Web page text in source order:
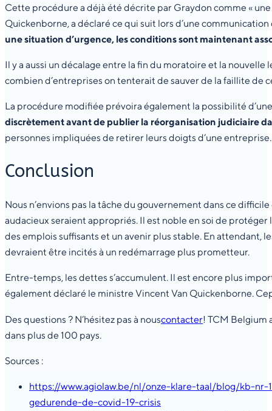
Cette procédure a déjà été décrite par Graydon comme «
Quickenborne, a déclaré ce qui suit lors d’une communication
une situation d’urgence, les conditions sont maintenant
Il y a aussi un décalage entre la fin du moratoire et la
combien d’entreprises on tenterait de sauver de la faillite de
La procédure modifiée prévoira également la possibilité d’une
discrètement avant de publier la réorganisation judiciaire
personnes impliquées de retirer leurs doigts d’une
Conclusion
Nous n’envions pas la tâche du gouvernement dans ce
audacieux seraient appropriés. Il est noble en soi de
des emplois suffisants et un avenir plus stable. En attendant,
devraient être incités à un redémarrage plus prometteur.
Entre-temps, les dettes s’accumulent. Il est encore plus
également déclaré le ministre Vincent Van Quickenborne.
Des questions ? N’hésitez pas à nouscontacter! TCM Belgium
dans plus de 100 pays.
Sources :
https://www.agiolaw.be/nl/onze-klare-taal/blog/kb-
gedurende-de-covid-19-crisis